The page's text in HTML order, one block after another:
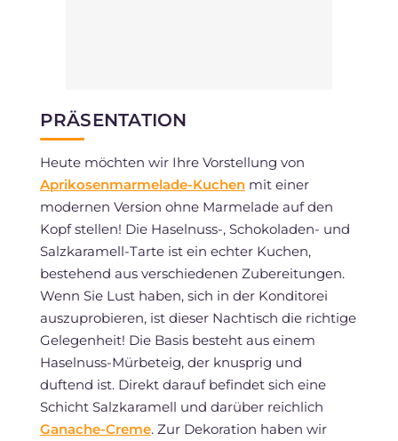
PRÄSENTATION
Heute möchten wir Ihre Vorstellung von
Aprikosenmarmelade-Kuchenmit einer
modernen Version ohne Marmelade auf den
Kopf stellen! Die Haselnuss-, Schokoladen- und
Salzkaramell-Tarte ist ein echter Kuchen,
bestehend aus verschiedenen Zubereitungen.
Wenn Sie Lust haben, sich in der Konditorei
auszuprobieren, ist dieser Nachtisch die richtige
Gelegenheit! Die Basis besteht aus einem
Haselnuss-Mürbeteig, der knusprig und
duftend ist. Direkt darauf befindet sich eine
Schicht Salzkaramell und darüber reichlich
Ganache-Creme. Zur Dekoration haben wir